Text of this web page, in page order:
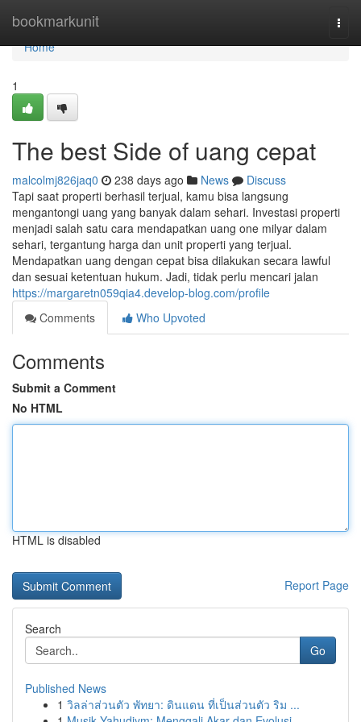
bookmarkunit
Home
Home
1
The best Side of uang cepat
malcolmj826jaq0 238 days ago News
Discuss
Tapi saat properti berhasil terjual, kamu bisa langsung
mengantongi uang yang banyak dalam sehari. Investasi properti
menjadi salah satu cara mendapatkan uang one milyar dalam
sehari, tergantung harga dan unit properti yang terjual.
Mendapatkan uang dengan cepat bisa dilakukan secara lawful
dan sesuai ketentuan hukum. Jadi, tidak perlu mencari jalan
https://margaretn059qia4.develop-blog.com/profile
Comments
Who Upvoted
Comments
Submit a Comment
No HTML
HTML is disabled
Report Page
Search
Go
Published News
1 วิลล่าส่วนตัว พัทยา: ดินแดน ที่เป็นส่วนตัว ริม ...